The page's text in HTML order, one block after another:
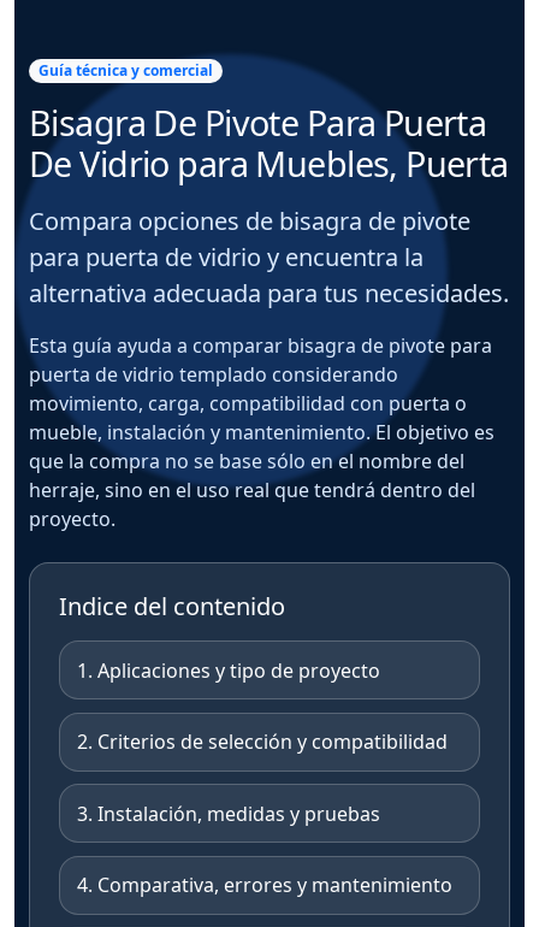
Guía técnica y comercial
Bisagra De Pivote Para Puerta
De Vidrio para Muebles, Puerta
Compara opciones de bisagra de pivote
para puerta de vidrio y encuentra la
alternativa adecuada para tus necesidades.
Esta guía ayuda a comparar bisagra de pivote para
puerta de vidrio templado considerando
movimiento, carga, compatibilidad con puerta o
mueble, instalación y mantenimiento. El objetivo es
que la compra no se base sólo en el nombre del
herraje, sino en el uso real que tendrá dentro del
proyecto.
Indice del contenido
1. Aplicaciones y tipo de proyecto
2. Criterios de selección y compatibilidad
3. Instalación, medidas y pruebas
4. Comparativa, errores y mantenimiento